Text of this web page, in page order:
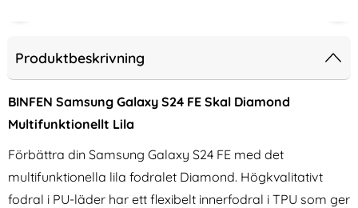
Produktbeskrivning
BINFEN Samsung Galaxy S24 FE Skal Diamond
Multifunktionellt Lila
Förbättra din Samsung Galaxy S24 FE med det
multifunktionella lila fodralet Diamond. Högkvalitativt
fodral i PU-läder har ett flexibelt innerfodral i TPU som ger